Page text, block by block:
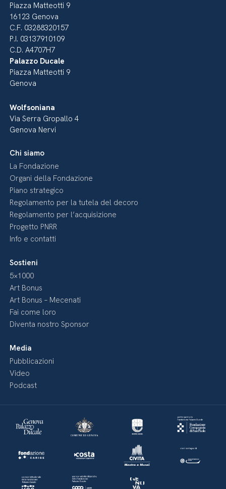
Piazza Matteotti 9
16123 Genova
C.F. 03288320157
P.I. 03137910109
C.D. A4707H7
Palazzo Ducale
Piazza Matteotti 9
Genova
Wolfsoniana
Via Serra Gropallo 4
Genova Nervi
Chi siamo
La Fondazione
Organi della Fondazione
Piano strategico
Regolamento per la tutela del decoro
Regolamento per l’acquisizione
Progetto PNRR
Info e contatti
Sostieni
5×1000
Art Bonus
Art Bonus – Mecenati
Fai come loro
Diventa nostro Sponsor
Media
Pubblicazioni
Video
Podcast